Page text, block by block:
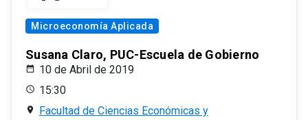
Microeconomía Aplicada
Susana Claro, PUC-Escuela de Gobierno
10 de Abril de 2019
15:30
Facultad de Ciencias Económicas y